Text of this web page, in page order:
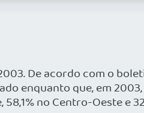
De acordo com o
enquanto que, em
58,1% no Centro-Oeste e